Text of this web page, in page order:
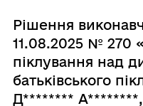
Рішення
11.08.2025 № 270
піклування над
батьківського
Д******** А********,